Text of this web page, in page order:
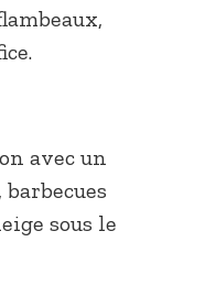
avec un
sous le